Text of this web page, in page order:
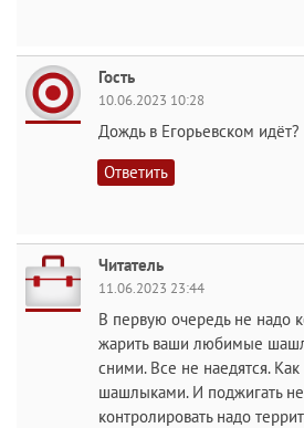
Гость
10.06.2023 10:28
Дождь в Егорьевском
Ответить
Читатель
11.06.2023 23:44
В первую очередь не надо
жарить ваши любимые
сними. Все не наедятся. Как
шашлыками. И поджигать
контролировать надо